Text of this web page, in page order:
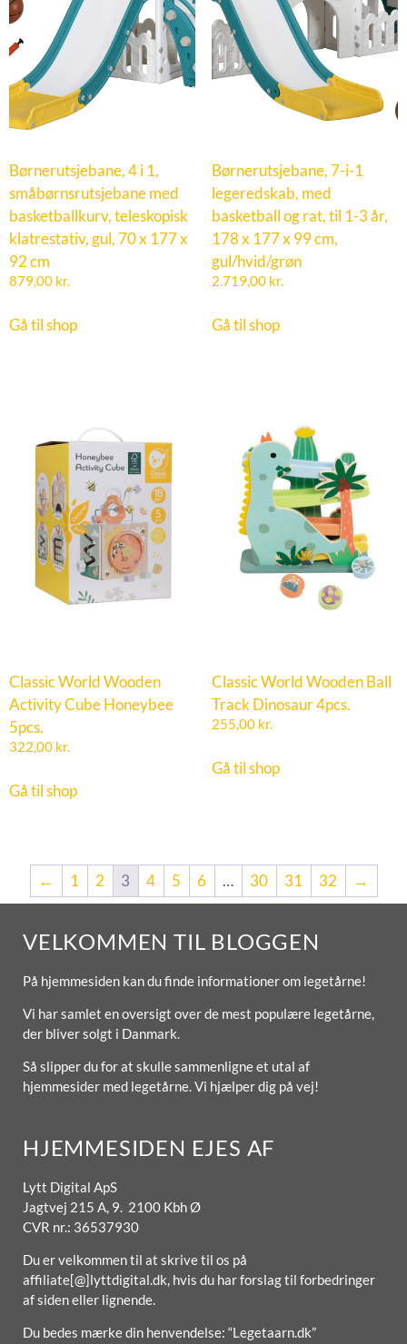
Børnerutsjebane, 4 i 1,
småbørnsrutsjebane med
basketballkurv, teleskopisk
klatrestativ, gul, 70 x 177 x
92 cm
879,00 kr.
Gå til shop
Børnerutsjebane, 7-i-1
legeredskab, med
basketball og rat, til 1-3 år,
178 x 177 x 99 cm,
gul/hvid/grøn
2.719,00 kr.
Gå til shop
Classic World Wooden
Activity Cube Honeybee
5pcs.
322,00 kr.
Gå til shop
Classic World Wooden Ball
Track Dinosaur 4pcs.
255,00 kr.
Gå til shop
← 1 2 3 4 5 6 … 30 31 32 →
VELKOMMEN TIL BLOGGEN
På hjemmesiden kan du finde informationer om legetårne!
Vi har samlet en oversigt over de mest populære legetårne,
der bliver solgt i Danmark.
Så slipper du for at skulle sammenligne et utal af
hjemmesider med legetårne. Vi hjælper dig på vej!
HJEMMESIDEN EJES AF
Lytt Digital ApS
Jagtvej 215 A, 9. 2100 Kbh Ø
CVR nr.: 36537930
Du er velkommen til at skrive til os på
affiliate[@]lyttdigital.dk, hvis du har forslag til forbedringer
af siden eller lignende.
Du bedes mærke din henvendelse: “Legetaarn.dk”